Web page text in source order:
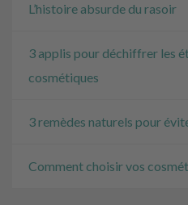
L’histoire absurde du rasoir
3 applis pour déchiffrer les
cosmétiques
3 remèdes naturels pour
Comment choisir vos